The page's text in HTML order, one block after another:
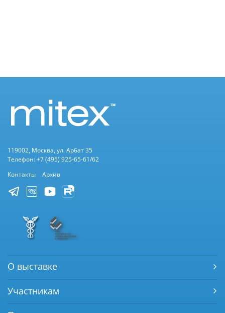
119002, Москва, ул. Арбат 35
Телефон: +7 (495) 925-65-61/62
Контакты
Архив
О выставке
Участникам